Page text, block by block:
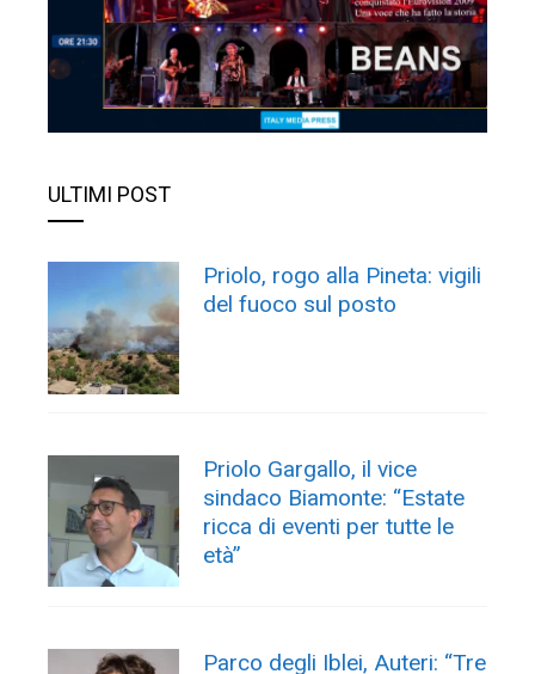
ULTIMI POST
Priolo, rogo alla Pineta: vigili
del fuoco sul posto
Priolo Gargallo, il vice
sindaco Biamonte: “Estate
ricca di eventi per tutte le
età”
Parco degli Iblei, Auteri: “Tre